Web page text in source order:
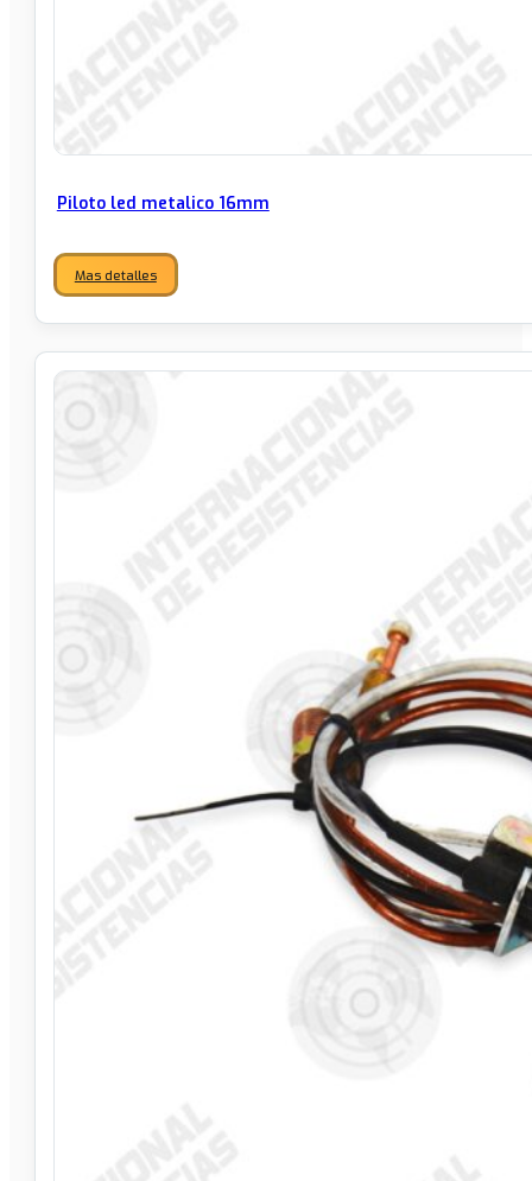
Piloto led metalico 16mm
Mas detalles